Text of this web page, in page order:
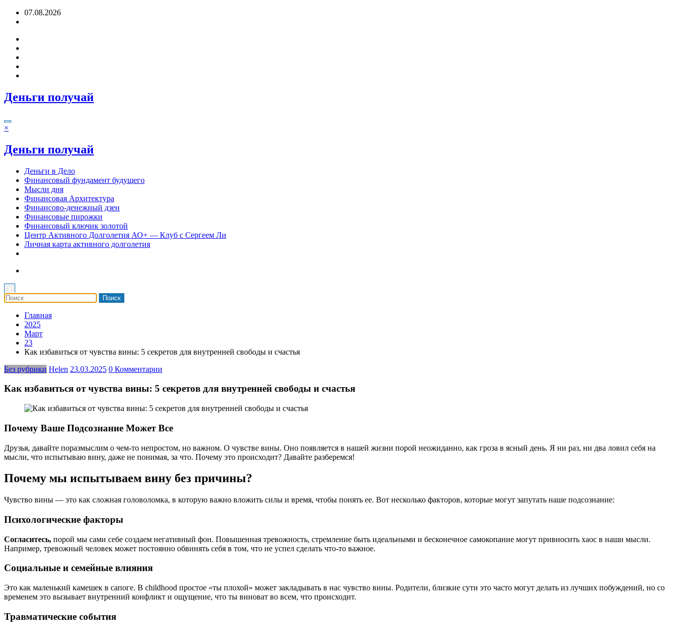
Перейти07.08.2026
Деньги получай
×
Деньги получай
Деньги в Дело
Финансовый фундамент будущего
Мысли дня
Финансовая Архитектура
Финансово-денежный дзен
Финансовые пирожки
Финансовый ключик золотой
Центр Активного Долголетия АО+ — Клуб с Сергеем Ли
Личная карта активного долголетия
Главная
2025
Март
23
Как избавиться от чувства вины: 5 секретов для внутренней свободы и счастья
Без рубрики Helen 23.03.2025 0 Комментарии
Как избавиться от чувства вины: 5 секретов для внутренней свободы и счастья
Почему Ваше Подсознание Может Все
Друзья, давайте поразмыслим о чем-то непростом, но важном. О чувстве вины. Оно появляется в нашей жизни порой неожиданно, как гроза в ясный день. Я ни раз, ни два ловил себя на
мысли, что испытываю вину, даже не понимая, за что. Почему это происходит? Давайте разберемся!
Почему мы испытываем вину без причины?
Чувство вины — это как сложная головоломка, в которую важно вложить силы и время, чтобы понять ее. Вот несколько факторов, которые могут запутать наше подсознание:
Психологические факторы
Согласитесь, порой мы сами себе создаем негативный фон. Повышенная тревожность, стремление быть идеальными и бесконечное самокопание могут привносить хаос в наши мысли.
Например, тревожный человек может постоянно обвинять себя в том, что не успел сделать что-то важное.
Социальные и семейные влияния
Это как маленький камешек в сапоге. В childhood простое «ты плохой» может закладывать в нас чувство вины. Родители, близкие сути это часто могут делать из лучших побуждений, но со
временем это вызывает внутренний конфликт и ощущение, что ты виноват во всем, что происходит.
Травматические события